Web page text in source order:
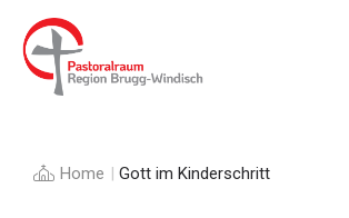
zum
Inhalt
Home | Gott im Kinderschritt